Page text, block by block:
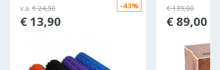
-43%
v.a. € 24,50
€ 13,90
€ 139,00
€ 89,00